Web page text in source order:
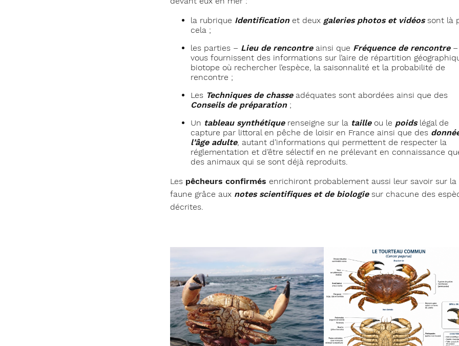
la rubrique Identificationet deux galeries photos et vidéos sont là
cela ;
les parties – Lieu de rencontreainsi que Fréquence de rencontre–
vous fournissent des informations sur l’aire de répartition
biotope où rechercher l’espèce, la saisonnalité et la probabilité de
rencontre ;
Les Techniques de chasseadéquates sont abordées ainsi que des
Conseils de préparation ;
Un tableau synthétique renseigne sur la taille ou le poidslégal de
capture par littoral en pêche de loisir en France ainsi que des
l’âge adulte, autant d’informations qui permettent de respecter la
réglementation et d’être sélectif en ne prélevant en connaissance
des animaux qui se sont déjà reproduits.
Les pêcheurs confirmés enrichiront probablement aussi leur savoir sur la
faune grâce aux notes scientifiques et de biologiesur chacune des
décrites.